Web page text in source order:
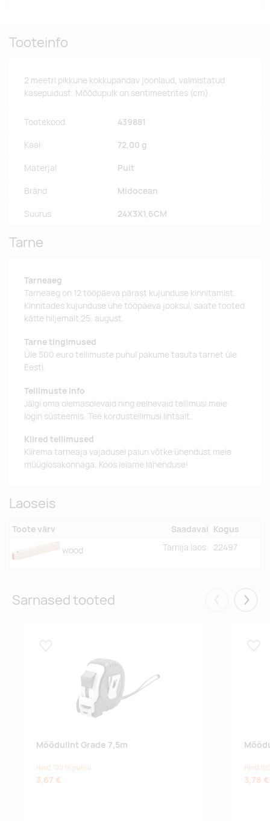
Tooteinfo
2 meetri pikkune kokkupandav joonlaud, valmistatud
kasepuidust. Mõõdupulk on sentimeetrites (cm).
Tootekood 439881
Kaal 72,00 g
Materjal Puit
Bränd Midocean
Suurus 24X3X1,6CM
Tarne
Tarneaeg
Tarneaeg on 12 tööpäeva pärast kujunduse kinnitamist.
Kinnitades kujunduse ühe tööpäeva jooksul, saate tooted
kätte hiljemalt 25. august.
Tarne tingimused
Üle 500 euro tellimuste puhul pakume tasuta tarnet üle
Eesti.
Tellimuste info
Jälgi oma olemasolevaid ning eelnevaid tellimusi meie
login süsteemis. Tee kordustellimusi lihtsalt.
Kiired tellimused
Kiirema tarneaja vajadusel palun võtke ühendust meie
müügiosakonnaga. Koos leiame lahenduse!
Laoseis
Toote värv Saadaval Kogus
wood
Tarnija laos: 22497
Sarnased tooted Eelmised
Mõõdulint Grade 7,5m
Hind 100 tk puhul
3,67 €
Hind
3,78 €